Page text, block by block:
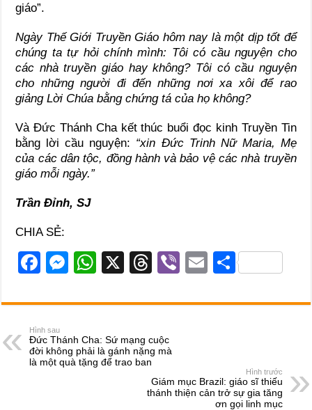
giáo”.
Ngày Thế Giới Truyền Giáo hôm nay là một dịp tốt để
chúng ta tự hỏi chính mình: Tôi có cầu nguyện cho
các nhà truyền giáo hay không? Tôi có cầu nguyện
cho những người đi đến những nơi xa xôi để rao
giảng Lời Chúa bằng chứng tá của họ không?
Và Đức Thánh Cha kết thúc buổi đọc kinh Truyền Tin
bằng lời cầu nguyện: “xin Đức Trinh Nữ Maria, Mẹ
của các dân tộc, đồng hành và bảo vệ các nhà truyền
giáo mỗi ngày.”
Trần Đỉnh, SJ
CHIA SẺ:
F
c
e
b
o
M
ss
n
g
W
at
A
p
X
T
e
d
s
Vi
er
E
ail
S
ar
Hình sau
Đức Thánh Cha: Sứ mạng cuộc
đời không phải là gánh nặng mà
là một quà tặng để trao ban
Hình trước
Giám mục Brazil: giáo sĩ thiếu
thánh thiện cản trở sự gia tăng
ơn gọi linh mục